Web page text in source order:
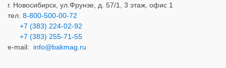
г. Новосибирск, ул.Фрунзе, д. 57/1, 3 этаж, офис 1
тел. 8-800-500-00-72
+7 (383) 224-02-92
+7 (383) 255-71-55
e-mail: info@bakmag.ru